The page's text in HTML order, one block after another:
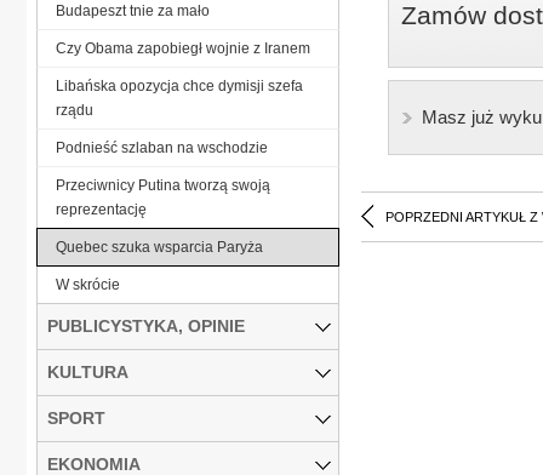
Zamów
Masz już
POPRZEDNI ARTYKUŁ Z
Budapeszt tnie za mało
Czy Obama zapobiegł wojnie z Iranem
Libańska opozycja chce dymisji szefa
rządu
Podnieść szlaban na wschodzie
Przeciwnicy Putina tworzą swoją
reprezentację
Quebec szuka wsparcia Paryża
W skrócie
PUBLICYSTYKA, OPINIE
KULTURA
SPORT
EKONOMIA